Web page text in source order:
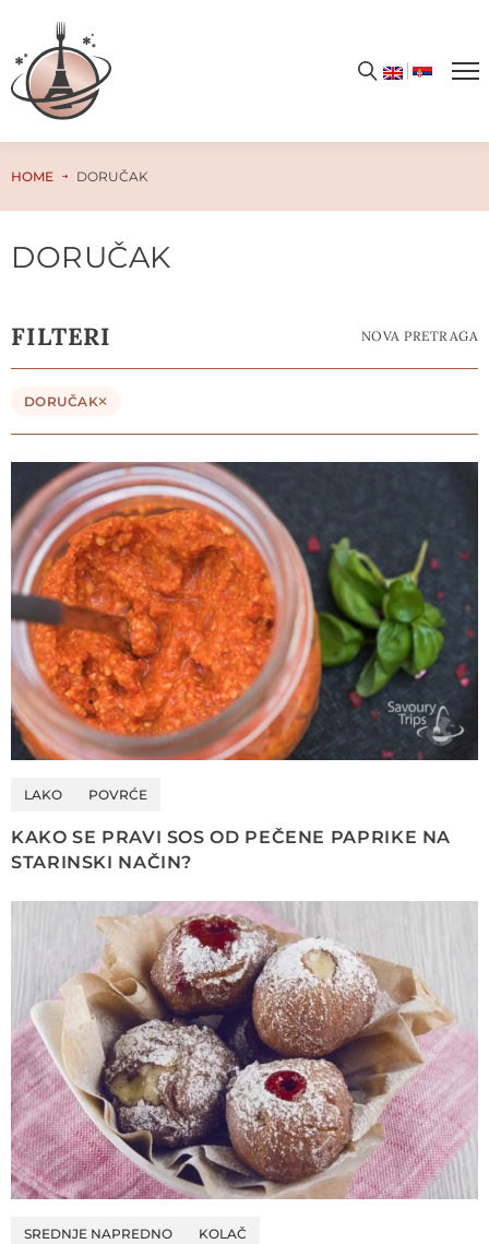
HOME DORUČAK
DORUČAK
FILTERI NOVA PRETRAGA
DORUČAK
LAKO POVRĆE
KAKO SE PRAVI SOS OD PEČENE PAPRIKE NA
STARINSKI NAČIN?
SREDNJE NAPREDNO KOLAČ